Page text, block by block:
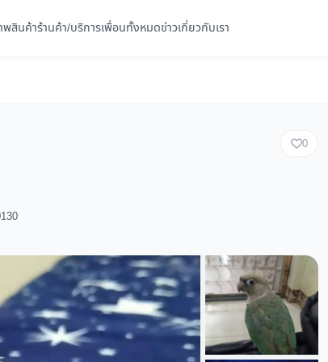
พสินค้าร้านค้า/บริการเพื่อนทั้งหมดข่าวเกี่ยวกับเรา
0